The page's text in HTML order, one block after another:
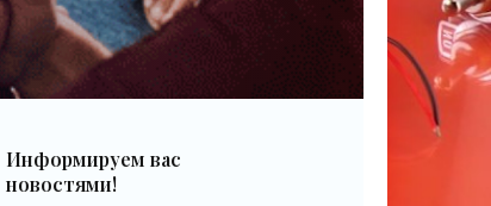
Информируем вас
новостями!